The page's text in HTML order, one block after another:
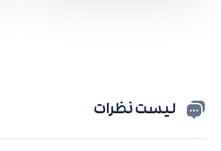
لیست نظرات